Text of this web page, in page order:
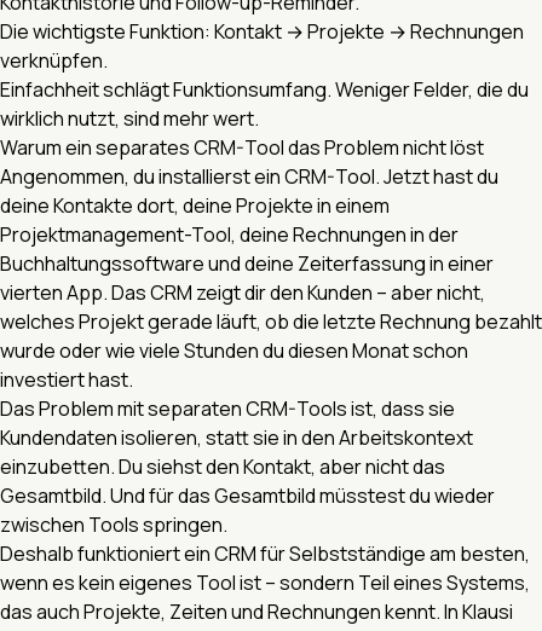
Die wichtigste Funktion: Kontakt → Projekte → Rechnungen
verknüpfen.
Einfachheit schlägt Funktionsumfang. Weniger Felder, die du
wirklich nutzt, sind mehr wert.
Warum ein separates CRM-Tool das Problem nicht löst
Angenommen, du installierst ein CRM-Tool. Jetzt hast du
deine Kontakte dort, deine Projekte in einem
Projektmanagement-Tool, deine Rechnungen in der
Buchhaltungssoftware und deine Zeiterfassung in einer
vierten App. Das CRM zeigt dir den Kunden – aber nicht,
welches Projekt gerade läuft, ob die letzte Rechnung bezahlt
wurde oder wie viele Stunden du diesen Monat schon
investiert hast.
Das Problem mit separaten CRM-Tools ist, dass sie
Kundendaten isolieren, statt sie in den Arbeitskontext
einzubetten. Du siehst den Kontakt, aber nicht das
Gesamtbild. Und für das Gesamtbild müsstest du wieder
zwischen Tools springen.
Deshalb funktioniert ein CRM für Selbstständige am besten,
wenn es kein eigenes Tool ist – sondern Teil eines Systems,
das auch Projekte, Zeiten und Rechnungen kennt. In Klausi